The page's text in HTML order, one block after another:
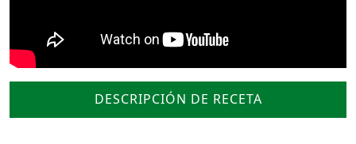
DESCRIPCIÓN DE RECETA